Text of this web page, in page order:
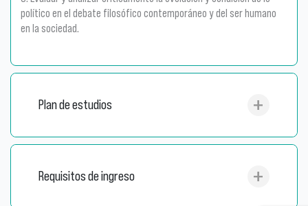
político en el debate filosófico contemporáneo y del ser humano
en la sociedad.
Plan de estudios
Requisitos de ingreso